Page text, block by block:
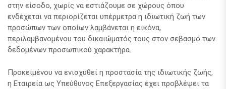
στην είσοδο, χωρίς να εστιάζουμε σε χώρους όπου
ενδέχεται να περιορίζεται υπέρμετρα η ιδιωτική ζωή των
προσώπων των οποίων λαμβάνεται η εικόνα,
περιλαμβανομένου του δικαιώματός τους στον σεβασμό των
δεδομένων προσωπικού χαρακτήρα.
Προκειμένου να ενισχυθεί η προστασία της ιδιωτικής ζωής,
η Εταιρεία ως Υπεύθυνος Επεξεργασίας έχει προβλέψει τα